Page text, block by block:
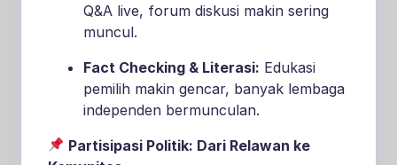
Q&A live, forum diskusi makin sering
muncul.
Fact Checking & Literasi: Edukasi
pemilih makin gencar, banyak lembaga
independen bermunculan.
Partisipasi Politik: Dari Relawan ke